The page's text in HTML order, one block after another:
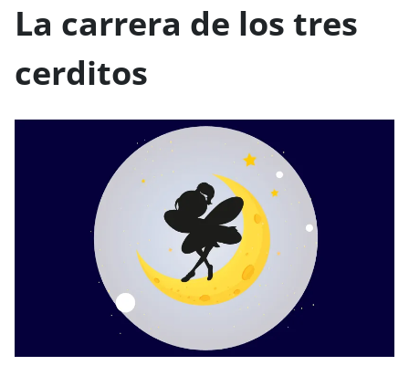
La carrera de los tres
cerditos